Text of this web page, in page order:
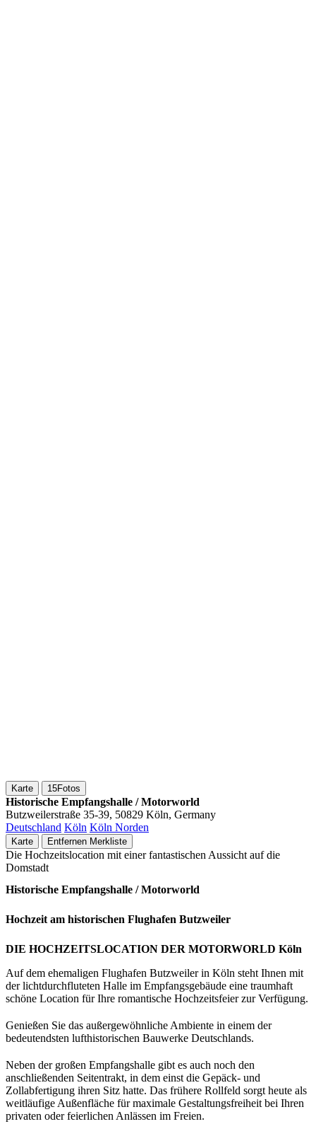
Karte 15Fotos
Historische Empfangshalle / Motorworld
Butzweilerstraße 35-39, 50829 Köln, Germany
Deutschland Köln Köln Norden
Karte Entfernen Merkliste
Die Hochzeitslocation mit einer fantastischen Aussicht auf die
Domstadt
Historische Empfangshalle / Motorworld
Hochzeit am historischen Flughafen Butzweiler
DIE HOCHZEITSLOCATION DER MOTORWORLD Köln
Auf dem ehemaligen Flughafen Butzweiler in Köln steht Ihnen mit
der lichtdurchfluteten Halle im Empfangsgebäude eine traumhaft
schöne Location für Ihre romantische Hochzeitsfeier zur Verfügung.
Genießen Sie das außergewöhnliche Ambiente in einem der
bedeutendsten lufthistorischen Bauwerke Deutschlands.
Neben der großen Empfangshalle gibt es auch noch den
anschließenden Seitentrakt, in dem einst die Gepäck- und
Zollabfertigung ihren Sitz hatte. Das frühere Rollfeld sorgt heute als
weitläufige Außenfläche für maximale Gestaltungsfreiheit bei Ihren
privaten oder feierlichen Anlässen im Freien.